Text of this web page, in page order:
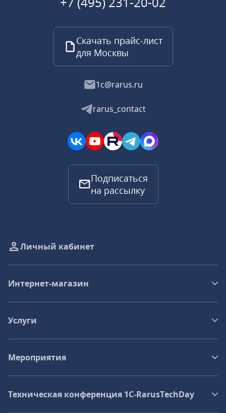
Скачать прайс-лист
для Москвы
1c@rarus.ru
rarus_contact
Подписаться
на рассылку
Личный кабинет
Интернет-магазин
Услуги
Мероприятия
Техническая конференция 1C‑RarusTechDay